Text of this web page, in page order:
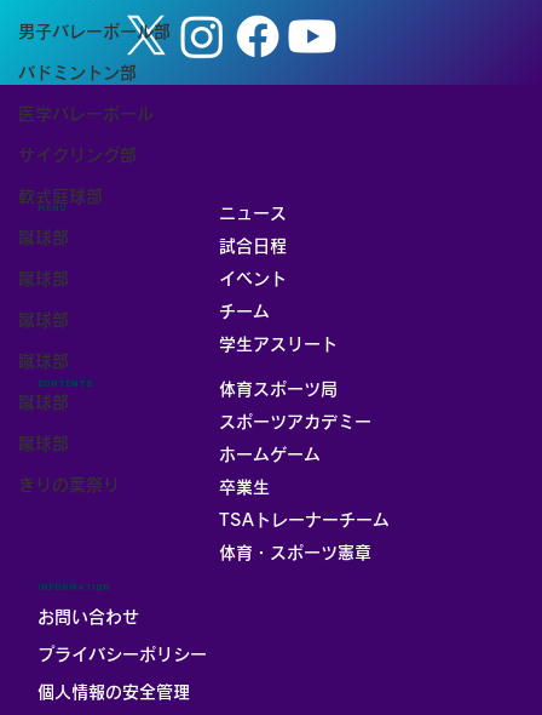
男子バレーボール部
バドミントン部
医学バレーボール
サイクリング部
軟式庭球部
蹴球部
蹴球部
蹴球部
蹴球部
蹴球部
蹴球部
きりの葉祭り
ニュース
試合日程
イベント
チーム
学生アスリート
MENU
体育スポーツ局
スポーツアカデミー
ホームゲーム
卒業生
TSAトレーナーチーム
体育・スポーツ憲章
CONTENTS
INFORMATION
お問い合わせ
プライバシーポリシー
個人情報の安全管理